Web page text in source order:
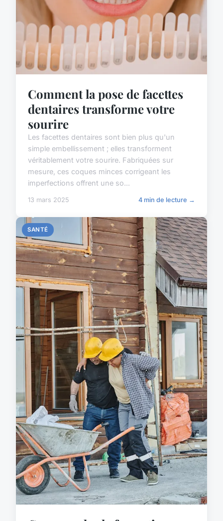
Comment la pose de facettes
dentaires transforme votre
sourire
Les facettes dentaires sont bien plus qu'un
simple embellissement ; elles transforment
véritablement votre sourire. Fabriquées sur
mesure, ces coques minces corrigeant les
imperfections offrent une so...
13 mars 2025 4 min de lecture →
SANTÉ